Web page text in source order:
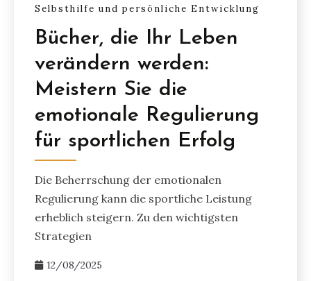
Selbsthilfe und persönliche Entwicklung
Bücher, die Ihr Leben
verändern werden:
Meistern Sie die
emotionale Regulierung
für sportlichen Erfolg
Die Beherrschung der emotionalen
Regulierung kann die sportliche Leistung
erheblich steigern. Zu den wichtigsten
Strategien
12/08/2025